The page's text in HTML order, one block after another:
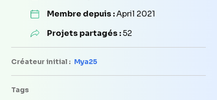
Membre depuis :April 2021
Projets partagés :52
Créateur initial : Mya25
Tags